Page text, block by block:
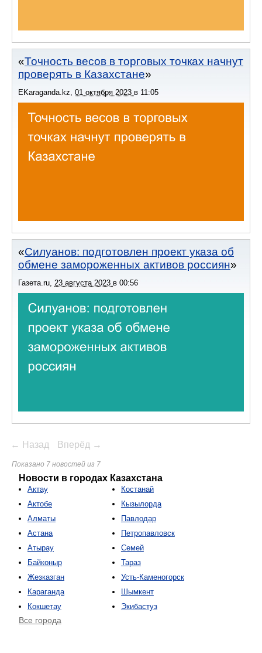
Точность весов в торговых точках начнут
проверять в Казахстане
EKaraganda.kz 01 октября 2023 в 11:05
Силуанов: подготовлен проект указа об
обмене замороженных активов россиян
Газета.ru 23 августа 2023 в 00:56
← Назад Вперёд →
Показано 7 новостей из 7
Новости в городах Казахстана
Актау
Актобе
Алматы
Астана
Атырау
Байконыр
Жезказган
Караганда
Кокшетау
Костанай
Кызылорда
Павлодар
Петропавловск
Семей
Тараз
Усть-Каменогорск
Шымкент
Экибастуз
Все города